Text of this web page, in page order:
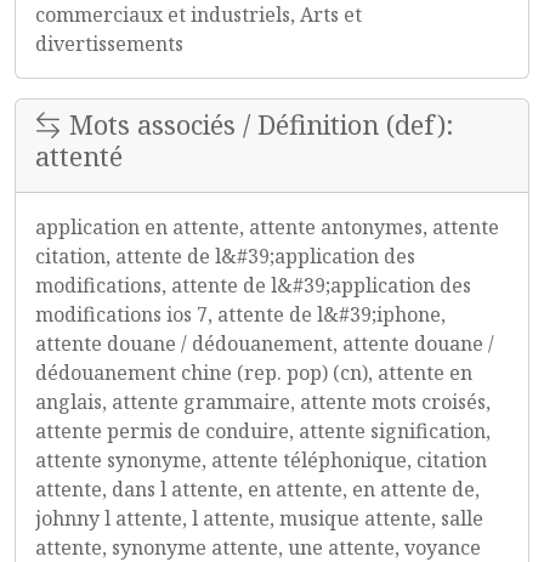
commerciaux et industriels, Arts et
divertissements
Mots associés / Définition (def):
attenté
application en attente, attente antonymes, attente
citation, attente de l&#39;application des
modifications, attente de l&#39;application des
modifications ios 7, attente de l&#39;iphone,
attente douane / dédouanement, attente douane /
dédouanement chine (rep. pop) (cn), attente en
anglais, attente grammaire, attente mots croisés,
attente permis de conduire, attente signification,
attente synonyme, attente téléphonique, citation
attente, dans l attente, en attente, en attente de,
johnny l attente, l attente, musique attente, salle
attente, synonyme attente, une attente, voyance